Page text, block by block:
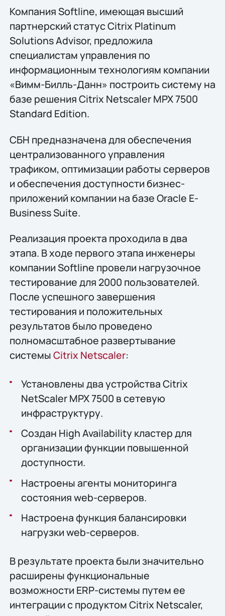
Компания Softline, имеющая высший
партнерский статус Citrix Platinum
Solutions Advisor, предложила
специалистам управления по
информационным технологиям компании
«Вимм-Билль-Данн» построить систему на
базе решения Citrix Netscaler MPX 7500
Standard Edition.
СБН предназначена для обеспечения
централизованного управления
трафиком, оптимизации работы серверов
и обеспечения доступности бизнес-
приложений компании на базе Oracle E-
Business Suite.
Реализация проекта проходила в два
этапа. В ходе первого этапа инженеры
компании Softline провели нагрузочное
тестирование для 2000 пользователей.
После успешного завершения
тестирования и положительных
результатов было проведено
полномасштабное развертывание
системыCitrix Netscaler:
Установлены два устройства Citrix
NetScaler MPX 7500 в сетевую
инфраструктуру.
Создан High Availability кластер для
организации функции повышенной
доступности.
Настроены агенты мониторинга
состояния web-серверов.
Настроена функция балансировки
нагрузки web-серверов.
В результате проекта были значительно
расширены функциональные
возможности ERP-системы путем ее
интеграции с продуктом Citrix Netscaler,